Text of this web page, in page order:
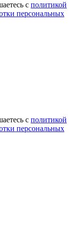
с политикой
персональных
с политикой
персональных